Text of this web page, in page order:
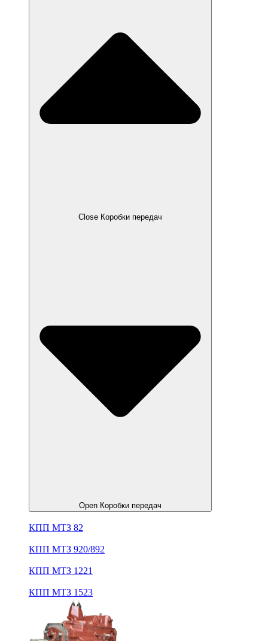
Close Коробки передач
Open Коробки передач
КПП МТЗ 82
КПП МТЗ 920/892
КПП МТЗ 1221
КПП МТЗ 1523